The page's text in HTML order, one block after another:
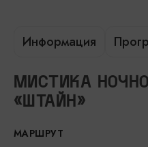
Информация
МИСТИКА
«ШТАЙН»
МАРШРУТ